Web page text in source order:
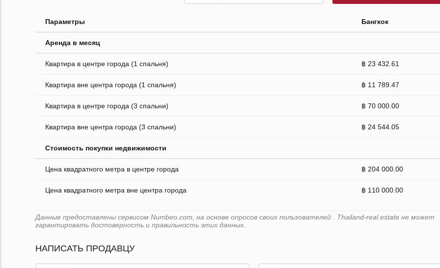
Параметры Бангкок
Аренда в месяц
Квартира в центре города (1 спальня) ฿ 23 432.61
Квартира вне центра города (1 спальня) ฿ 11 789.47
Квартира в центре города (3 спальни) ฿ 70 000.00
Квартира вне центра города (3 спальни) ฿ 24 544.05
Стоимость покупки недвижимости
Цена квадратного метра в центре города ฿ 204 000.00
Цена квадратного метра вне центра города ฿ 110 000.00
Данные предоставлены сервисом Numbeo.com, на основе опросов своих пользователей . Thailand-real.estate не может
гарантировать достоверность и правильность этих данных.
НАПИСАТЬ ПРОДАВЦУ